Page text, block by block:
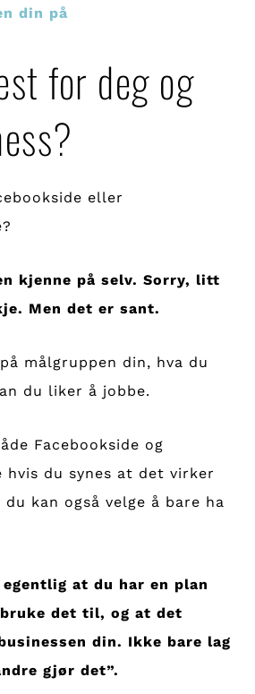
din på
for deg og
eller
kjenne på selv. Sorry, litt
Men det er sant.
målgruppen din, hva du
du liker å jobbe.
Facebookside og
hvis du synes at det virker
kan også velge å bare ha
at du har en plan
det til, og at det
din. Ikke bare lag
gjør det”.